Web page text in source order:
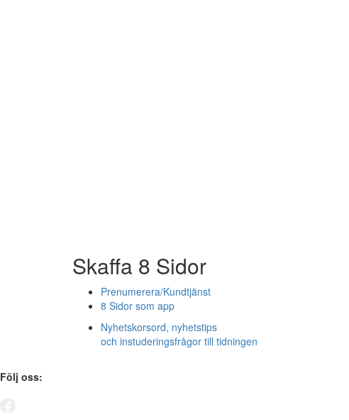
Skaffa 8 Sidor
Prenumerera/Kundtjänst
8 Sidor som app
Nyhetskorsord, nyhetstips
och instuderingsfrågor till tidningen
Följ oss: